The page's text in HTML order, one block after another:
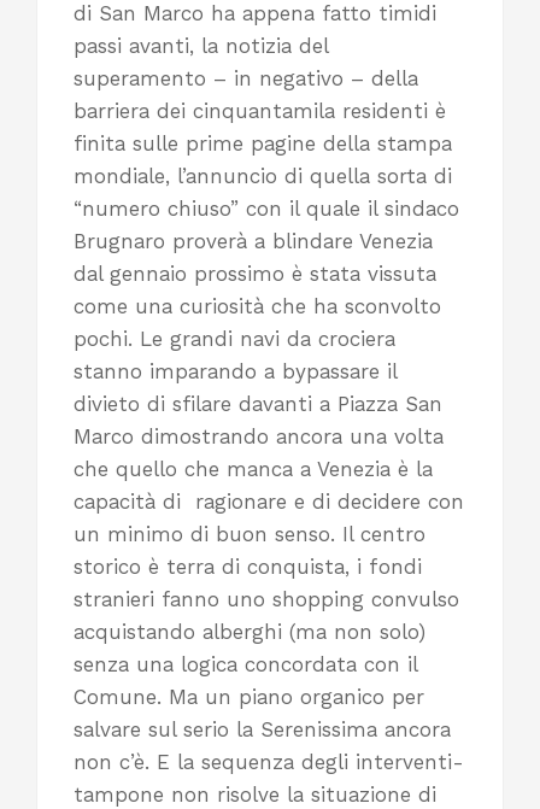
di San Marco ha appena fatto timidi
passi avanti, la notizia del
superamento – in negativo – della
barriera dei cinquantamila residenti è
finita sulle prime pagine della stampa
mondiale, l’annuncio di quella sorta di
“numero chiuso” con il quale il sindaco
Brugnaro proverà a blindare Venezia
dal gennaio prossimo è stata vissuta
come una curiosità che ha sconvolto
pochi. Le grandi navi da crociera
stanno imparando a bypassare il
divieto di sfilare davanti a Piazza San
Marco dimostrando ancora una volta
che quello che manca a Venezia è la
capacità di ragionare e di decidere con
un minimo di buon senso. Il centro
storico è terra di conquista, i fondi
stranieri fanno uno shopping convulso
acquistando alberghi (ma non solo)
senza una logica concordata con il
Comune. Ma un piano organico per
salvare sul serio la Serenissima ancora
non c’è. E la sequenza degli interventi-
tampone non risolve la situazione di